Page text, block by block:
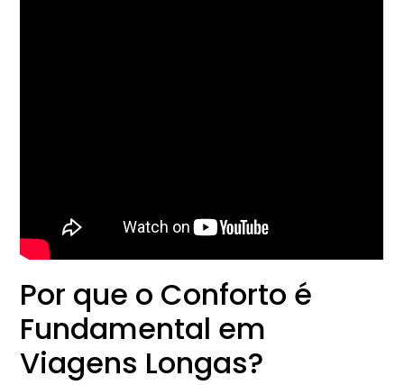
Por que o Conforto é
Fundamental em
Viagens Longas?